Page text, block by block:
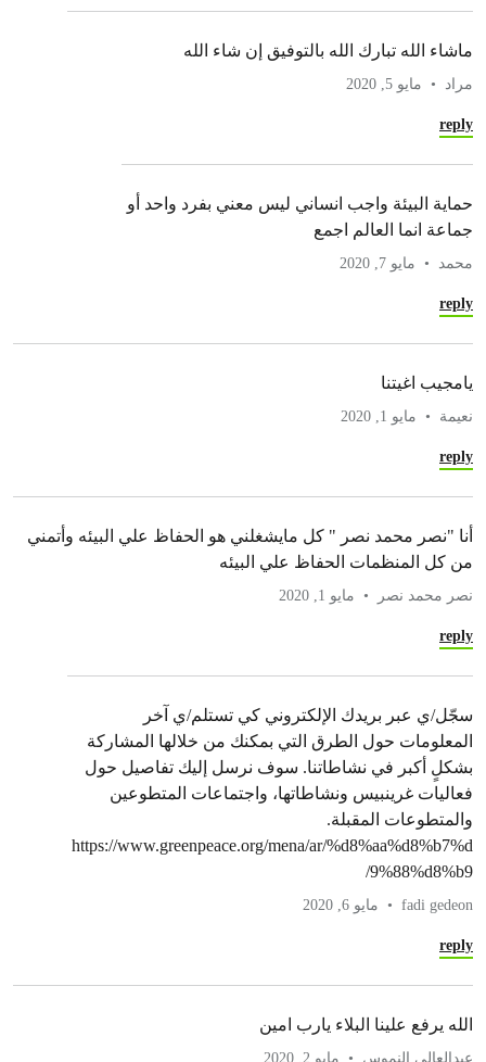
ماشاء الله تبارك الله بالتوفيق إن شاء الله
مراد مايو 5, 2020
reply
حماية البيئة واجب انساني ليس معني بفرد واحد أو
جماعة انما العالم اجمع
محمد مايو 7, 2020
reply
يامجيب اغيتنا
نعيمة مايو 1, 2020
reply
أنا "نصر محمد نصر " كل مايشغلني هو الحفاظ علي البيئه وأتمني
من كل المنظمات الحفاظ علي البيئه
نصر محمد نصر مايو 1, 2020
reply
سجّل/ي عبر بريدك الإلكتروني كي تستلم/ي آخر
المعلومات حول الطرق التي بمكنك من خلالها المشاركة
بشكلٍ أكبر في نشاطاتنا. سوف نرسل إليك تفاصيل حول
فعاليات غرينبيس ونشاطاتها، واجتماعات المتطوعين
والمتطوعات المقبلة.
https://www.greenpeace.org/mena/ar/%d8%aa%d8%b7%d
9%88%d8%b9/
fadi gedeon مايو 6, 2020
reply
الله يرفع علينا البلاء يارب امين
عبدالعالي النموس مايو 2, 2020